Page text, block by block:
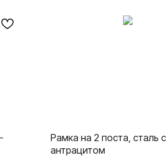
Рамка на 2 поста, сталь с
антрацитом